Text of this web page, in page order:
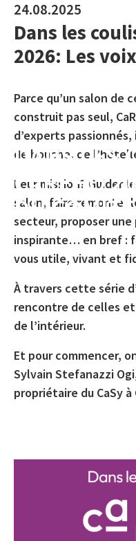
DANS LES
CAREHO
DU COMITÉ
24.08.2025
Dans les
2026: Les
Parce qu’un salon de
construit pas seul,
d’experts
de bouche, de
Leur mission? Guider
salon, faire remonter
secteur, proposer
inspirante… en bref :
vous utile, vivant et
À travers cette série
rencontre de celles
de l’intérieur.
Et pour commencer,
Sylvain Stefanazzi
propriétaire du CaSy à